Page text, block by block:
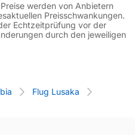
werden von Anbietern
Preisschwankungen.
Echtzeitprüfung vor der
durch den jeweiligen
Flug Lusaka